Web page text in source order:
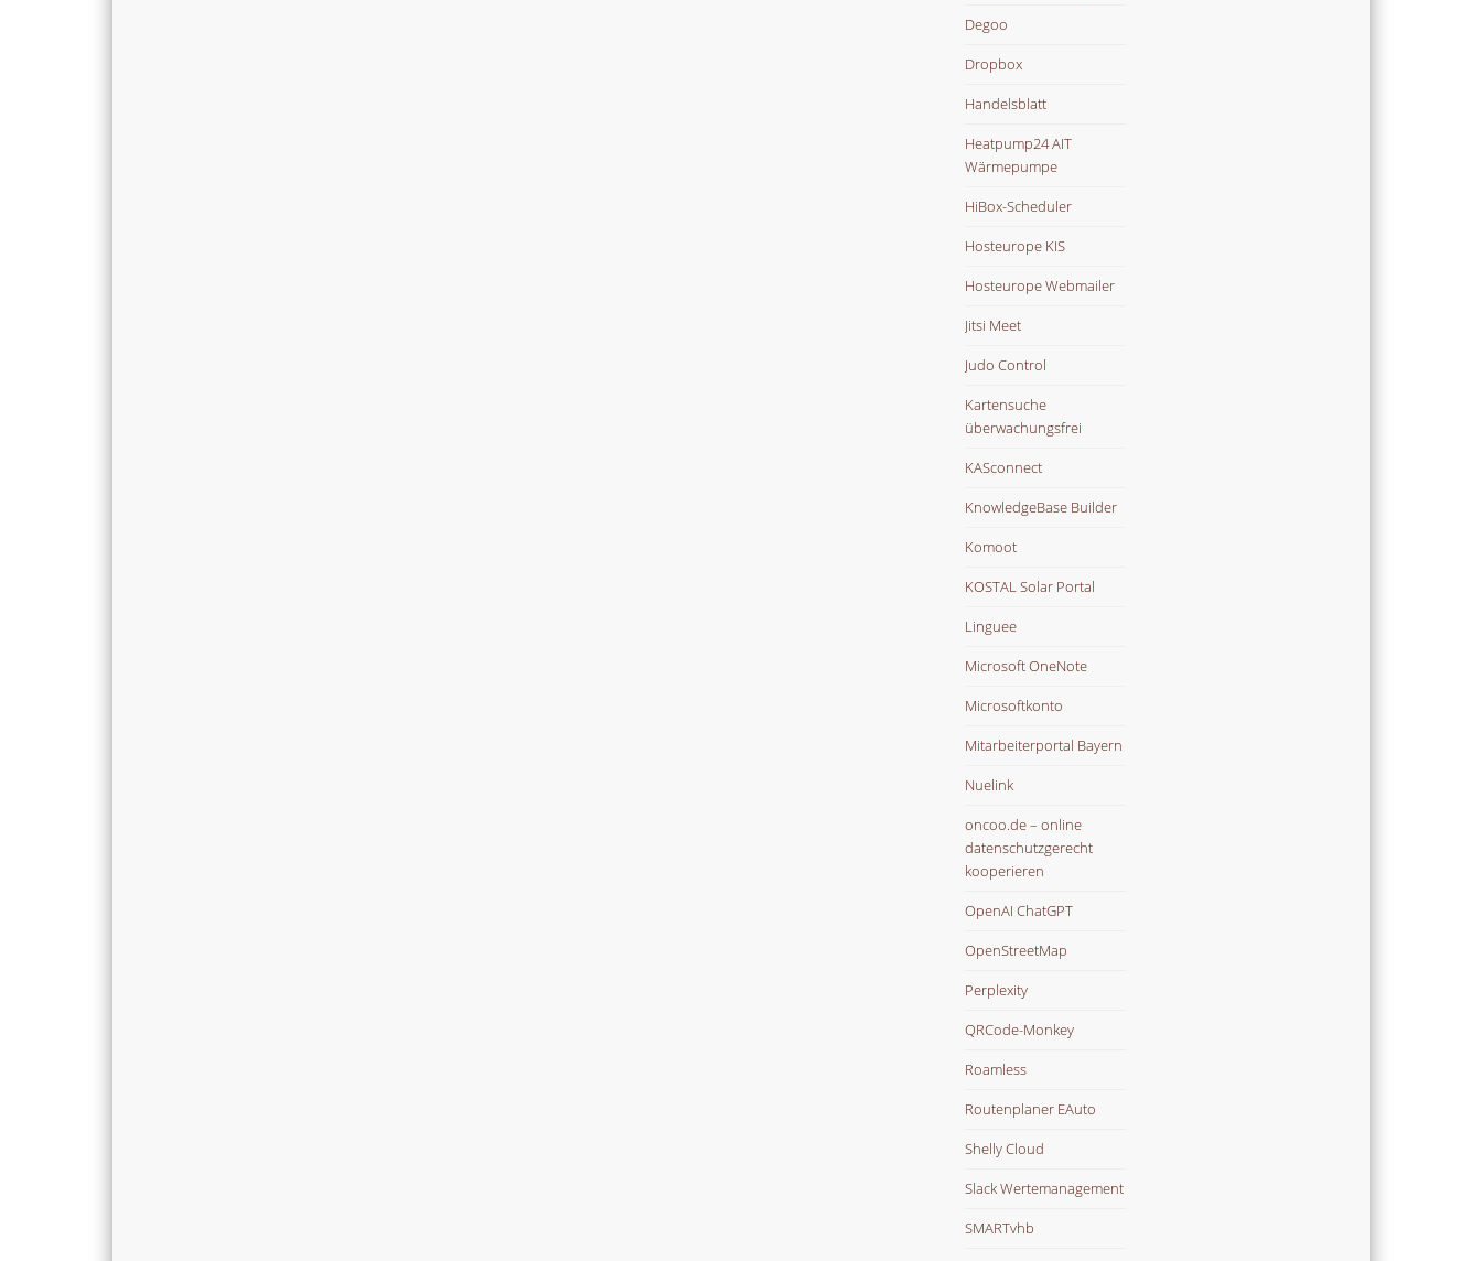
Degoo
Dropbox
Handelsblatt
Heatpump24 AIT
Wärmepumpe
HiBox-Scheduler
Hosteurope KIS
Hosteurope Webmailer
Jitsi Meet
Judo Control
Kartensuche
überwachungsfrei
KASconnect
KnowledgeBase Builder
Komoot
KOSTAL Solar Portal
Linguee
Microsoft OneNote
Microsoftkonto
Mitarbeiterportal Bayern
Nuelink
oncoo.de – online
datenschutzgerecht
kooperieren
OpenAI ChatGPT
OpenStreetMap
Perplexity
QRCode-Monkey
Roamless
Routenplaner EAuto
Shelly Cloud
Slack Wertemanagement
SMARTvhb